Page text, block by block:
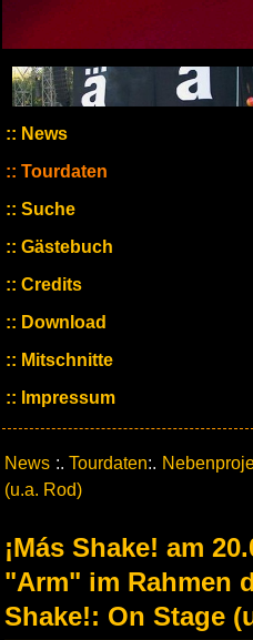
News
Tourdaten
Suche
Gästebuch
Credits
Download
Mitschnitte
Impressum
News :.Tourdaten:.
(u.a. Rod)
¡Más Shake! am
"Arm" im Rahmen
Shake!: On Stage